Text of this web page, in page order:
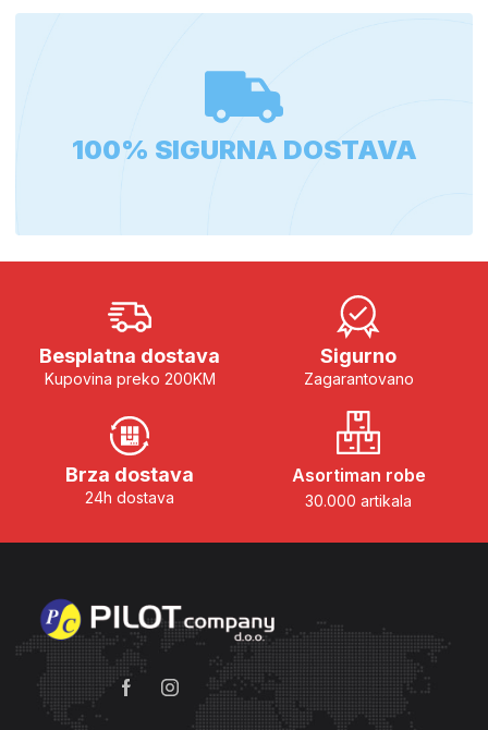
100% SIGURNA DOSTAVA
Besplatna dostava
Kupovina preko 200KM
Sigurno
Zagarantovano
Brza dostava
24h dostava
Asortiman robe
30.000 artikala